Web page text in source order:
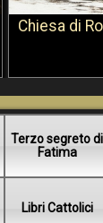
Chiesa di
Terzo segreto di
Fatima
Libri Cattolici